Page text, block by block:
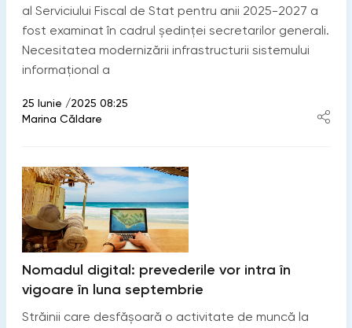
al Serviciului Fiscal de Stat pentru anii 2025-2027 a
fost examinat în cadrul ședinței secretarilor generali.
Necesitatea modernizării infrastructurii sistemului
informațional a
25 Iunie /2025 08:25
Marina Căldare
Nomadul digital: prevederile vor intra în
vigoare în luna septembrie
Străinii care desfășoară o activitate de muncă la